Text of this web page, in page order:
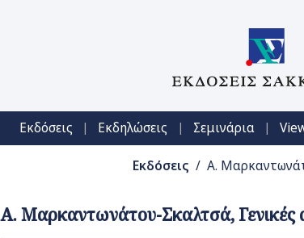
Εκδόσεις | Εκδηλώσεις | Σεμινάρια |
Εκδόσεις / Α.
Α. Μαρκαντωνάτου-Σκαλτσά, Γενικές